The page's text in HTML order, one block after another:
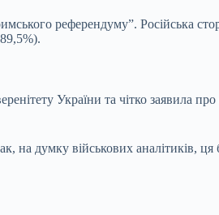
референдуму”. Російська
України та чітко заявила
думку військових аналітиків, ця